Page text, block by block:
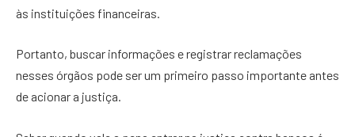
às instituições financeiras.
Portanto, buscar informações e registrar reclamações
nesses órgãos pode ser um primeiro passo importante antes
de acionar a justiça.